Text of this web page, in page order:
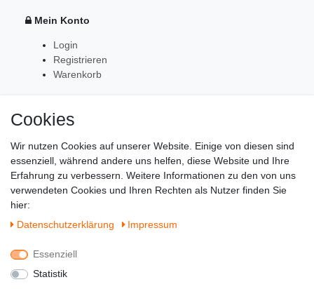
Mein Konto
Login
Registrieren
Warenkorb
Zahlung & Versand
Cookies
Wir nutzen Cookies auf unserer Website. Einige von diesen sind
essenziell, während andere uns helfen, diese Website und Ihre
Erfahrung zu verbessern. Weitere Informationen zu den von uns
verwendeten Cookies und Ihren Rechten als Nutzer finden Sie
hier:
Daten­schutz­erklärung
Impressum
Essenziell
Statistik